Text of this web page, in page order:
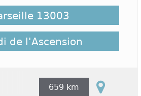
répertoriés ici, cliquez sur le
13003 répertoriés sur
13003
de l'Ascension
659 km